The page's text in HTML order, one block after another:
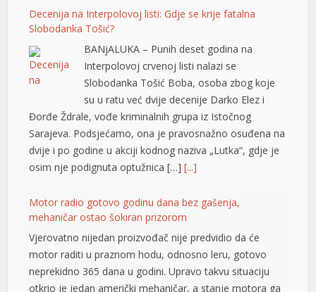
dvije i po godine u akciji kodnog naziva „Lutka“, gdje je
osim nje podignuta optužnica […]
Motor radio gotovo godinu dana bez gašenja,
mehaničar ostao šokiran prizorom
Vjerovatno nijedan proizvođač nije predvidio da će
motor raditi u praznom hodu, odnosno leru, gotovo
neprekidno 365 dana u godini. Upravo takvu situaciju
otkrio je jedan američki mehaničar, a stanje motora ga
je šokiralo, iako je automobil prešao tek oko 20.000
Soul iz 2025. godine, sa atmosferskim […]
[...]
Rad objavljen u Harvardovom pravnom časopisu: Visoki
predstavnik nema ovlaštenja da donosi zakone u BiH
Visoki predstavnik u BiH nije nikad bio ovlašten da
donosi zakone, ni prema Povelji UN, ni po Ustavu BiH